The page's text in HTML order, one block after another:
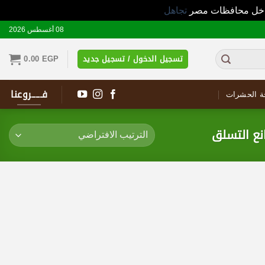
داخل محافظات مصرتجاهل
08 أغسطس 2026
تسجيل الدخول / تسجيل جديد 0.00 EGP
الحشرات فـــــروعنا
التسلق